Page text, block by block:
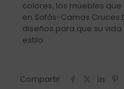
colores, los muebles
en Sofás-Camas
diseños para que su
estilo.
Compartir